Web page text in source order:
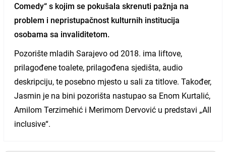
Comedy“ s kojim se pokušala skrenuti pažnja na
problem i nepristupačnost kulturnih institucija
osobama sa invaliditetom.
Pozorište mladih Sarajevo od 2018. ima liftove,
prilagođene toalete, prilagođena sjedišta, audio
deskripciju, te posebno mjesto u sali za titlove. Također,
Jasmin je na bini pozorišta nastupao sa Enom Kurtalić,
Amilom Terzimehić i Merimom Dervović u predstavi „All
inclusive“.